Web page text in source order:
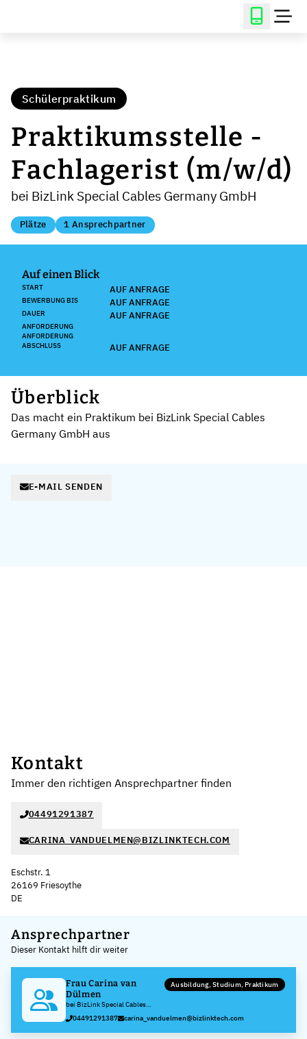
Schülerpraktikum
Praktikumsstelle -
Fachlagerist (m/w/d)
bei BizLink Special Cables Germany GmbH
Plätze 1 Ansprechpartner
Auf einen Blick
START AUF ANFRAGE
BEWERBUNG BIS AUF ANFRAGE
DAUER AUF ANFRAGE
ANFORDERUNG
ANFORDERUNG
ABSCHLUSS
AUF ANFRAGE
Überblick
Das macht ein Praktikum bei BizLink Special Cables
Germany GmbH aus
E-MAIL SENDEN
Kontakt
Immer den richtigen Ansprechpartner finden
04491291387
CARINA_VANDUELMEN@BIZLINKTECH.COM
Eschstr. 1
26169 Friesoythe
DE
+
−
Ansprechpartner
Dieser Kontakt hilft dir weiter
Frau Carina van
Dülmen
bei BizLink Special Cables
Germany GmbH
Ausbildung, Studium, Praktikum
04491291387 carina_vanduelmen@bizlinktech.com